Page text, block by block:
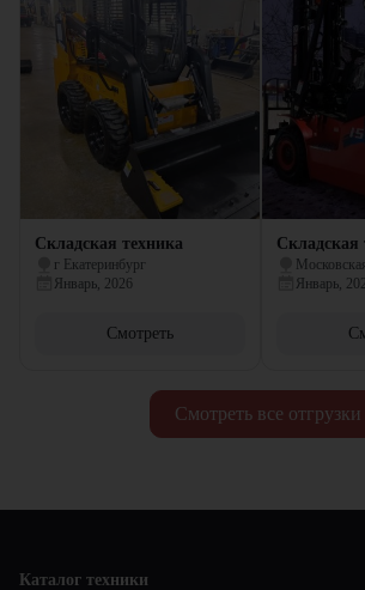
Смотреть все отгрузки
Складская техника
г Екатеринбург
Январь, 2026
Смотреть
Складская
Январь,
Каталог техники